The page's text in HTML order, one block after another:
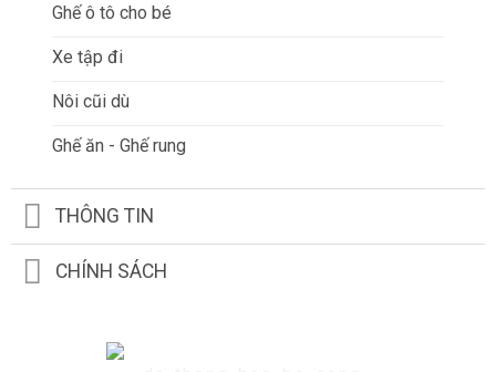
Ghế ô tô cho bé
Xe tập đi
Nôi cũi dù
Ghế ăn - Ghế rung
THÔNG TIN
CHÍNH SÁCH